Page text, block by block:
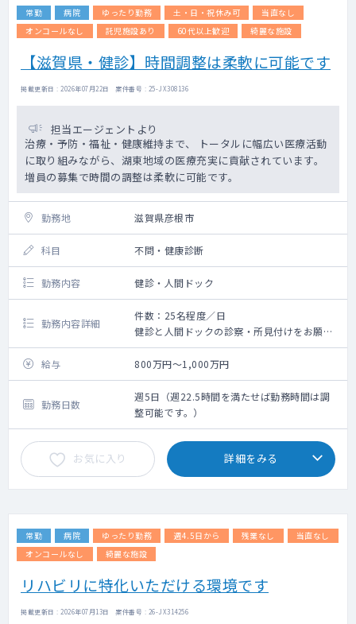
常勤 病院 ゆったり勤務 土・日・祝休み可
当直なし
オンコールなし
託児施設あり 60代以上歓迎 綺麗な施設
【滋賀県・健診】時間調整は柔軟に可能です
掲載更新日 : 2026年07月22日 案件番号 : 25-JX308136
担当エージェントより
治療・予防・福祉・健康維持まで、 トータルに幅広い医療活動
に取り組みながら、湖東地域の医療充実に貢献されています。
増員の募集で時間の調整は柔軟に可能です。
勤務地 滋賀県彦根市
科目 不問・健康診断
勤務内容 健診・人間ドック
勤務内容詳細
件数：25名程度／日
健診と人間ドックの診察・所見付けをお願い
いたします。
給与
800万円～1,000万円
勤務日数
週5日（週22.5時間を満たせば勤務時間は調
整可能です。）
お気に入り 詳細をみる
常勤 病院 ゆったり勤務 週4.5日から 残業なし
当直なし
オンコールなし
綺麗な施設
リハビリに特化いただける環境です
掲載更新日 : 2026年07月13日 案件番号 : 26-JX314256